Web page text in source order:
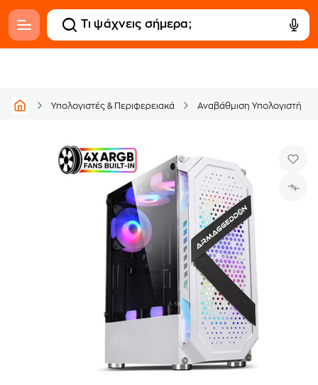
Υπολογιστές & Περιφερειακά Αναβάθμιση Υπολογιστή